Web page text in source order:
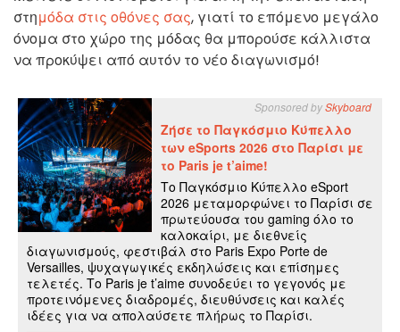
στημόδα στις οθόνες σας, γιατί το επόμενο μεγάλο
όνομα στο χώρο της μόδας θα μπορούσε κάλλιστα
να προκύψει από αυτόν το νέο διαγωνισμό!